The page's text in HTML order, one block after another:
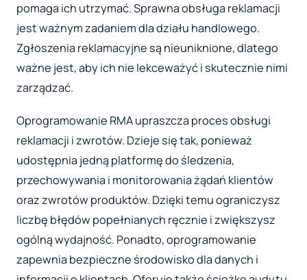
pomaga ich utrzymać. Sprawna obsługa reklamacji
jest ważnym zadaniem dla działu handlowego.
Zgłoszenia reklamacyjne są nieuniknione, dlatego
ważne jest, aby ich nie lekceważyć i skutecznie nimi
zarządzać.
Oprogramowanie RMA upraszcza proces obsługi
reklamacji i zwrotów. Dzieje się tak, ponieważ
udostępnia jedną platformę do śledzenia,
przechowywania i monitorowania żądań klientów
oraz zwrotów produktów. Dzięki temu ograniczysz
liczbę błędów popełnianych ręcznie i zwiększysz
ogólną wydajność. Ponadto, oprogramowanie
zapewnia bezpieczne środowisko dla danych i